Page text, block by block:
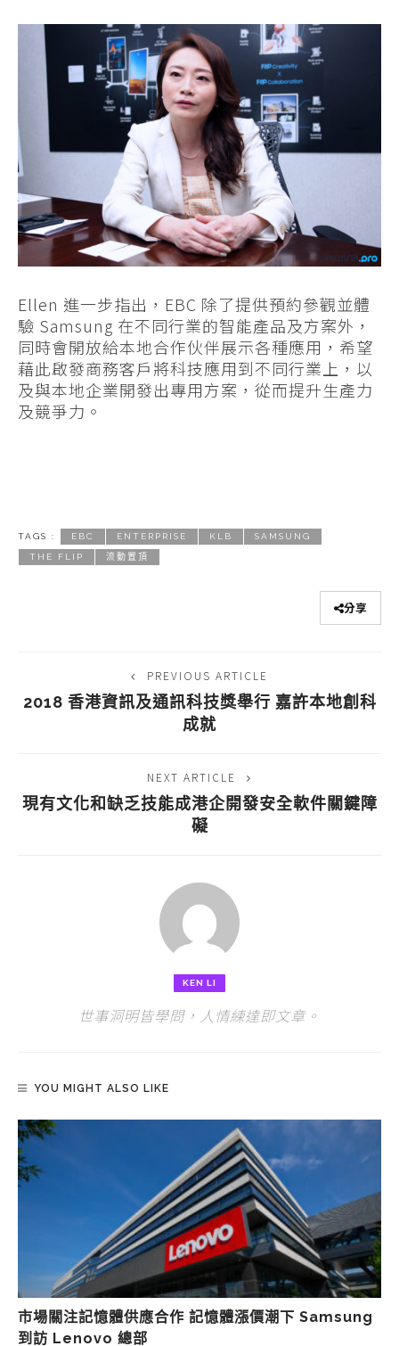
Ellen 進一步指出，EBC 除了提供預約參觀並體
驗 Samsung 在不同行業的智能產品及方案外，
同時會開放給本地合作伙伴展示各種應用，希望
藉此啟發商務客戶將科技應用到不同行業上，以
及與本地企業開發出專用方案，從而提升生產力
及競爭力。
TAGS : EBC ENTERPRISE KLB SAMSUNG
THE FLIP 流動置頂
分享
PREVIOUS ARTICLE
2018 香港資訊及通訊科技獎舉行 嘉許本地創科
成就
NEXT ARTICLE
現有文化和缺乏技能成港企開發安全軟件關鍵障
礙
KEN LI
世事洞明皆學問，人情練達即文章。
YOU MIGHT ALSO LIKE
市場關注記憶體供應合作 記憶體漲價潮下 Samsung
到訪 Lenovo 總部